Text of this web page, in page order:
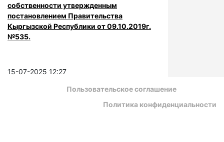
собственности утвержденным
постановлением Правительства
Кыргызской Республики от 09.10.2019г.
№535.
15-07-2025 12:27
Пользовательское соглашение
Политика конфиденциальности